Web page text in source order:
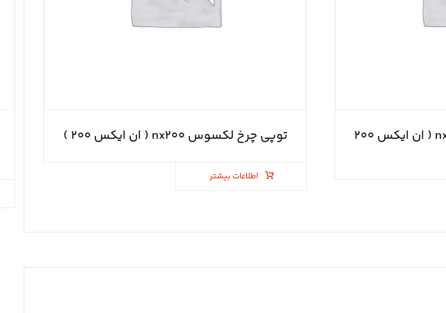
دیسک چرخ لکسوس nx۲۰۰ ( ان ایکس ۲۰۰
توپی چرخ لکسوس nx۲۰۰ ( ان ایکس ۲۰۰ )
اطلاعات بیشتر